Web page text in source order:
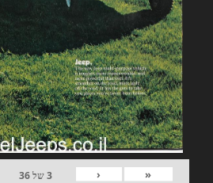
«
‹
3של36